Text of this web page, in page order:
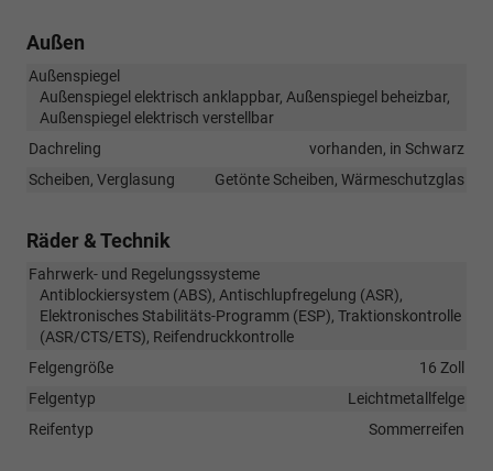
Außen
Außenspiegel
Außenspiegel elektrisch anklappbar, Außenspiegel beheizbar,
Außenspiegel elektrisch verstellbar
Dachreling
vorhanden, in Schwarz
Scheiben, Verglasung
Getönte Scheiben, Wärmeschutzglas
Räder & Technik
Fahrwerk- und Regelungssysteme
Antiblockiersystem (ABS), Antischlupfregelung (ASR),
Elektronisches Stabilitäts-Programm (ESP), Traktionskontrolle
(ASR/CTS/ETS), Reifendruckkontrolle
Felgengröße
16 Zoll
Felgentyp
Leichtmetallfelge
Reifentyp
Sommerreifen